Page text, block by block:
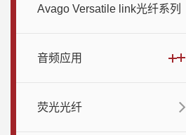
Avago Versatile link光纤系列
音频应用
荧光光纤